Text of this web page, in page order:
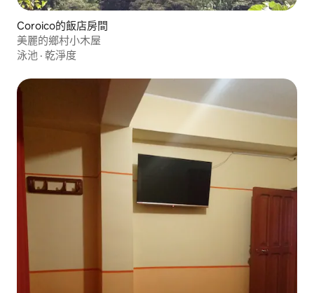
Coroico的飯店房間
美麗的鄉村小木屋
泳池 · 乾淨度